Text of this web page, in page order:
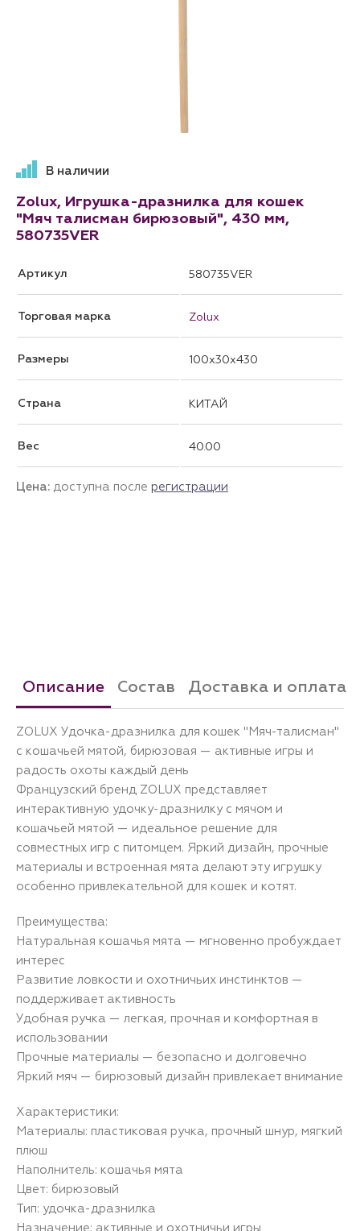
В наличии
Zolux, Игрушка-дразнилка для кошек
"Мяч талисман бирюзовый", 430 мм,
580735VER
Артикул 580735VER
Торговая марка Zolux
Размеры 100x30x430
Страна КИТАЙ
Вес 40.00
Цена: доступна после регистрации
Описание Состав Доставка и оплата
ZOLUX Удочка-дразнилка для кошек "Мяч-талисман"
с кошачьей мятой, бирюзовая — активные игры и
радость охоты каждый день
Французский бренд ZOLUX представляет
интерактивную удочку-дразнилку с мячом и
кошачьей мятой — идеальное решение для
совместных игр с питомцем. Яркий дизайн, прочные
материалы и встроенная мята делают эту игрушку
особенно привлекательной для кошек и котят.
Преимущества:
Натуральная кошачья мята — мгновенно пробуждает
интерес
Развитие ловкости и охотничьих инстинктов —
поддерживает активность
Удобная ручка — легкая, прочная и комфортная в
использовании
Прочные материалы — безопасно и долговечно
Яркий мяч — бирюзовый дизайн привлекает внимание
Характеристики:
Материалы: пластиковая ручка, прочный шнур, мягкий
плюш
Наполнитель: кошачья мята
Цвет: бирюзовый
Тип: удочка-дразнилка
Назначение: активные и охотничьи игры